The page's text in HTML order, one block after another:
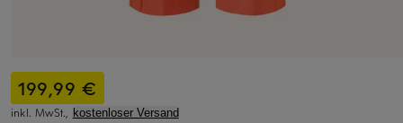
199,99 €
inkl. MwSt., kostenloser Versand